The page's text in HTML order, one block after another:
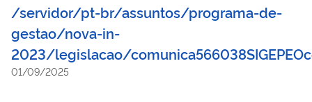
/servidor/pt-br/assuntos/programa-de-
gestao/nova-in-
2023/legislacao/
01/09/2025